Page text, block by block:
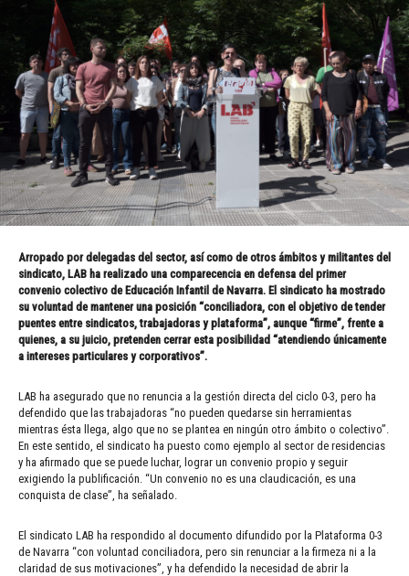
Arropado por delegadas del sector, así como de otros ámbitos y militantes del
sindicato, LAB ha realizado una comparecencia en defensa del primer
convenio colectivo de Educación Infantil de Navarra. El sindicato ha mostrado
su voluntad de mantener una posición “conciliadora, con el objetivo de tender
puentes entre sindicatos, trabajadoras y plataforma”, aunque “firme”, frente a
quienes, a su juicio, pretenden cerrar esta posibilidad “atendiendo únicamente
a intereses particulares y corporativos”.
LAB ha asegurado que no renuncia a la gestión directa del ciclo 0-3, pero ha
defendido que las trabajadoras “no pueden quedarse sin herramientas
mientras ésta llega, algo que no se plantea en ningún otro ámbito o colectivo”.
En este sentido, el sindicato ha puesto como ejemplo al sector de residencias
y ha afirmado que se puede luchar, lograr un convenio propio y seguir
exigiendo la publificación. “Un convenio no es una claudicación, es una
conquista de clase”, ha señalado.
El sindicato LAB ha respondido al documento difundido por la Plataforma 0-3
de Navarra “con voluntad conciliadora, pero sin renunciar a la firmeza ni a la
claridad de sus motivaciones”, y ha defendido la necesidad de abrir la